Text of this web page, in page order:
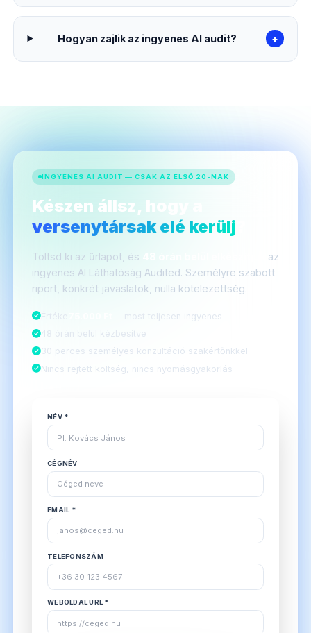
Hogyan zajlik az ingyenes AI audit? +
INGYENES AI AUDIT — CSAK AZ ELSŐ 20-NAK
Készen állsz, hogy a
versenytársak elé kerülj
Töltsd ki az űrlapot, és
az
ingyenes AI Láthatóság Audited. Személyre szabott
riport, konkrét javaslatok, nulla kötelezettség.
Értéke
— most teljesen ingyenes
48 órán belül kézbesítve
30 perces személyes konzultáció szakértőnkkel
Nincs rejtett költség, nincs nyomásgyakorlás
NÉV *
CÉGNÉV
EMAIL *
TELEFONSZÁM
WEBOLDAL URL *